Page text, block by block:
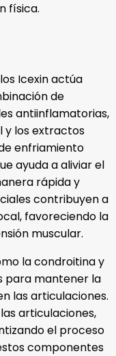
física.
Icexin actúa
de
antiinflamatorias,
y los extractos
enfriamiento
ayuda a aliviar el
rápida y
contribuyen a
favoreciendo la
muscular.
la condroitina y
para mantener la
las articulaciones.
articulaciones,
el proceso
componentes